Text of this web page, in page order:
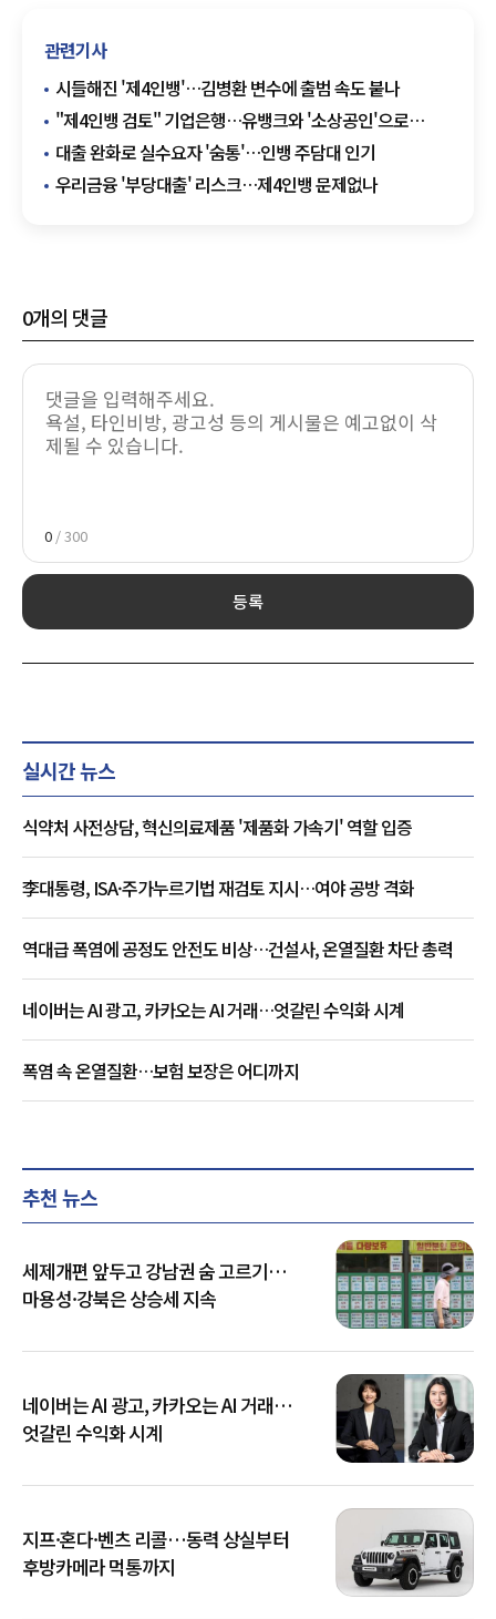
관련기사
시들해진 '제4인뱅'…김병환 변수에 출범 속도 붙나
"제4인뱅 검토" 기업은행…유뱅크와 '소상공인'으로
통했네
대출 완화로 실수요자 '숨통'…인뱅 주담대 인기
우리금융 '부당대출' 리스크…제4인뱅 문제없나
0개의 댓글
0 / 300
등록
실시간 뉴스
식약처 사전상담, 혁신의료제품 '제품화 가속기' 역할 입증
李대통령, ISA·주가누르기법 재검토 지시…여야 공방 격화
역대급 폭염에 공정도 안전도 비상…건설사, 온열질환 차단 총력
네이버는 AI 광고, 카카오는 AI 거래…엇갈린 수익화 시계
폭염 속 온열질환…보험 보장은 어디까지
추천 뉴스
세제개편 앞두고 강남권 숨 고르기…
마용성·강북은 상승세 지속
네이버는 AI 광고, 카카오는 AI 거래…
엇갈린 수익화 시계
지프·혼다·벤츠 리콜…동력 상실부터
후방카메라 먹통까지